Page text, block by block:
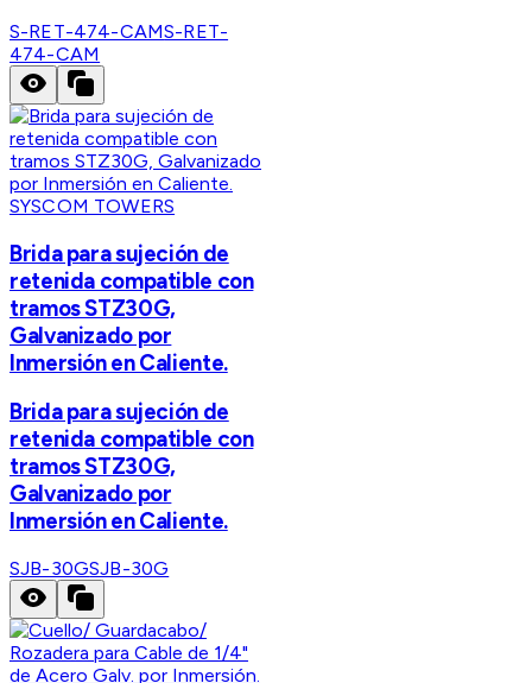
S-RET-474-CAMS-RET-
474-CAM
SYSCOM TOWERS
Brida para sujeción de
retenida compatible con
tramos STZ30G,
Galvanizado por
Inmersión en Caliente.
Brida para sujeción de
retenida compatible con
tramos STZ30G,
Galvanizado por
Inmersión en Caliente.
SJB-30GSJB-30G